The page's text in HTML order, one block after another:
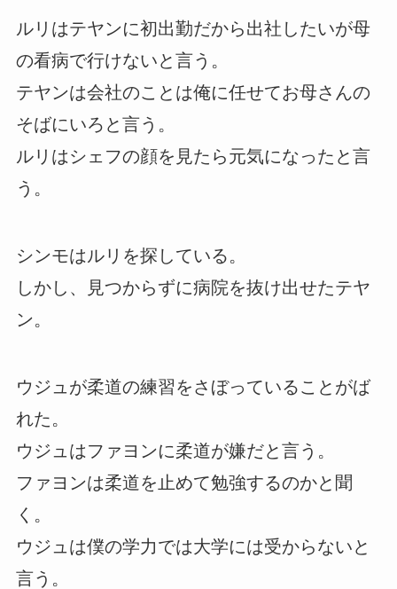
ルリはテヤンに初出勤だから出社したいが母
の看病で行けないと言う。
テヤンは会社のことは俺に任せてお母さんの
そばにいろと言う。
ルリはシェフの顔を見たら元気になったと言
う。
シンモはルリを探している。
しかし、見つからずに病院を抜け出せたテヤ
ン。
ウジュが柔道の練習をさぼっていることがば
れた。
ウジュはファヨンに柔道が嫌だと言う。
ファヨンは柔道を止めて勉強するのかと聞
く。
ウジュは僕の学力では大学には受からないと
言う。